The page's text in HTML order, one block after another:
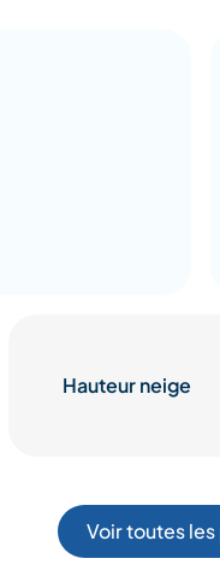
Hauteur neige
Voir toutes